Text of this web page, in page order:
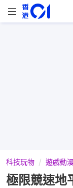
科技玩物 遊戲動漫
極限競速地